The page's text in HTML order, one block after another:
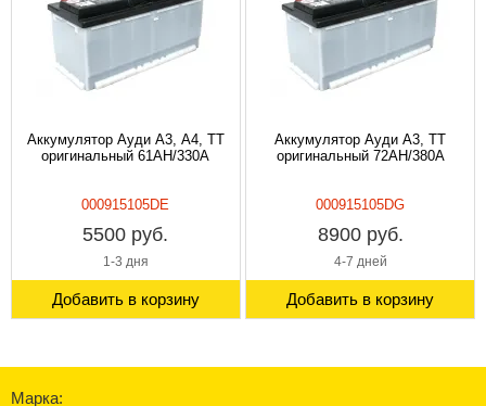
Аккумулятор Ауди А3, А4, ТТ
оригинальный 61AH/330A
000915105DE
5500 руб.
1-3 дня
Добавить в корзину
Аккумулятор Ауди А3, ТТ
оригинальный 72AH/380A
000915105DG
8900 руб.
4-7 дней
Добавить в корзину
Марка: